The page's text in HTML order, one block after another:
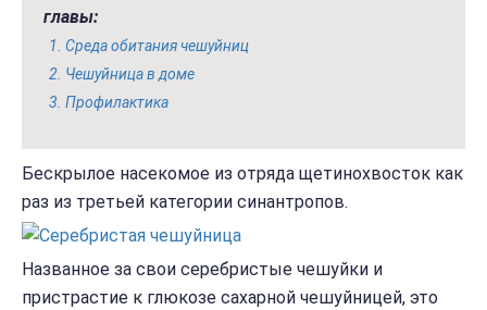
главы:
Среда обитания чешуйниц
Чешуйница в доме
Профилактика
Бескрылое насекомое из отряда щетинохвосток как
раз из третьей категории синантропов.
Названное за свои серебристые чешуйки и
пристрастие к глюкозе сахарной чешуйницей, это